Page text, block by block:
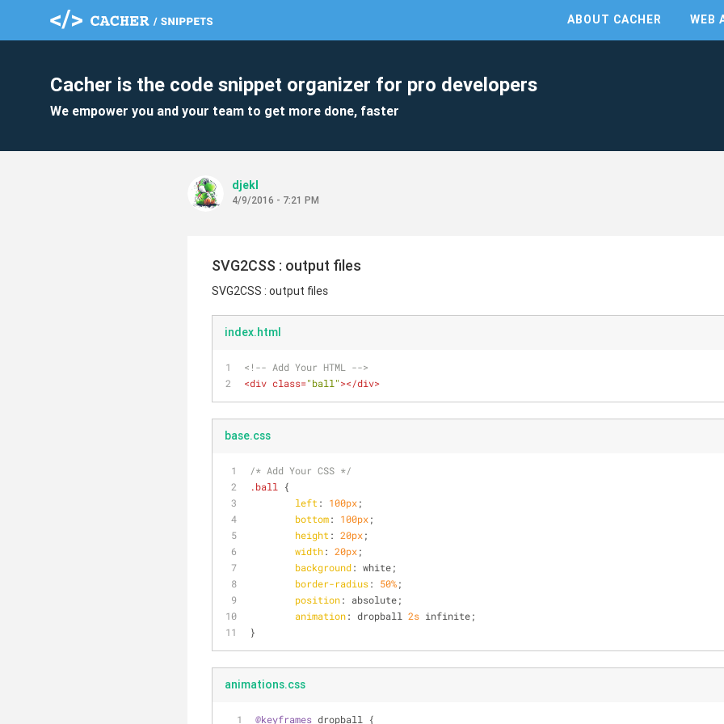
ABOUT CACHER WEB
Cacher is the code snippet organizer for pro developers
We empower you and your team to get more done, faster
djekl
4/9/2016 - 7:21 PM
SVG2CSS : output files
SVG2CSS : output files
index.html
<!-- Add Your HTML -->
<div class="ball"></div>
base.css
/* Add Your CSS */
.ball
{
left : 100px;
bottom: 100px;
height : 20px;
width: 20px;
background: white;
border-radius: 50%;
position: absolute;
animation: dropball 2s infinite;
}
animations.css
@keyframes dropball {